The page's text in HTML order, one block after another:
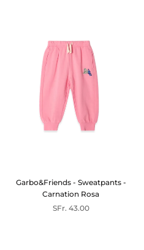
Garbo&Friends - Sweatpants -
Carnation Rosa
SFr. 43.00